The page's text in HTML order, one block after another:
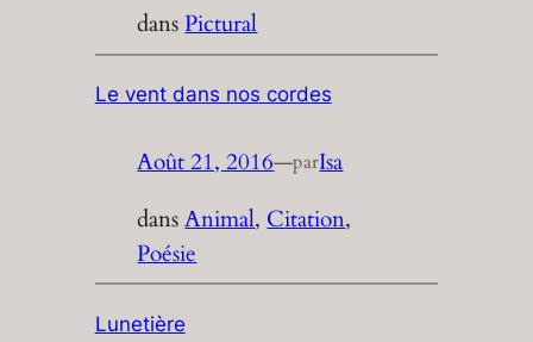
dansPictural
Le vent dans nos cordes
Août 21, 2016—parIsa
dansAnimal, Citation
Poésie
Lunetière